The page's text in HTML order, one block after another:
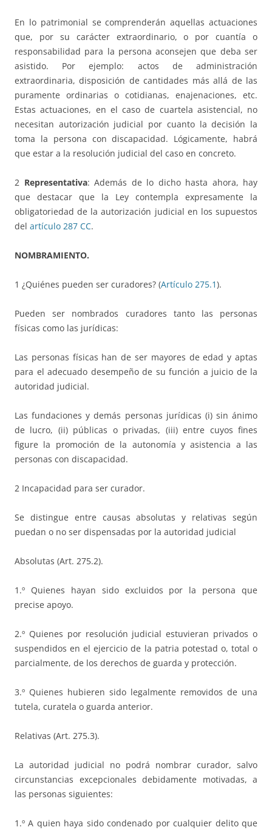
En lo patrimonial se comprenderán aquellas actuaciones
que, por su carácter extraordinario, o por cuantía o
responsabilidad para la persona aconsejen que deba ser
asistido. Por ejemplo: actos de administración
extraordinaria, disposición de cantidades más allá de las
puramente ordinarias o cotidianas, enajenaciones, etc.
Estas actuaciones, en el caso de cuartela asistencial, no
necesitan autorización judicial por cuanto la decisión la
toma la persona con discapacidad. Lógicamente, habrá
que estar a la resolución judicial del caso en concreto.
2 Representativa: Además de lo dicho hasta ahora, hay
que destacar que la Ley contempla expresamente la
obligatoriedad de la autorización judicial en los supuestos
del artículo 287 CC.
NOMBRAMIENTO.
1 ¿Quiénes pueden ser curadores? (Artículo 275.1).
Pueden ser nombrados curadores tanto las personas
físicas como las jurídicas:
Las personas físicas han de ser mayores de edad y aptas
para el adecuado desempeño de su función a juicio de la
autoridad judicial.
Las fundaciones y demás personas jurídicas (i) sin ánimo
de lucro, (ii) públicas o privadas, (iii) entre cuyos fines
figure la promoción de la autonomía y asistencia a las
personas con discapacidad.
2 Incapacidad para ser curador.
Se distingue entre causas absolutas y relativas según
puedan o no ser dispensadas por la autoridad judicial
Absolutas (Art. 275.2).
1.º Quienes hayan sido excluidos por la persona que
precise apoyo.
2.º Quienes por resolución judicial estuvieran privados o
suspendidos en el ejercicio de la patria potestad o, total o
parcialmente, de los derechos de guarda y protección.
3.º Quienes hubieren sido legalmente removidos de una
tutela, curatela o guarda anterior.
Relativas (Art. 275.3).
La autoridad judicial no podrá nombrar curador, salvo
circunstancias excepcionales debidamente motivadas, a
las personas siguientes:
1.º A quien haya sido condenado por cualquier delito que